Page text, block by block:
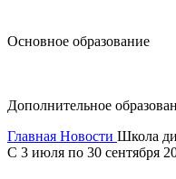
Основное образование
Дополнительное
Главная Новости Школа
С 3 июля по 30 сентября